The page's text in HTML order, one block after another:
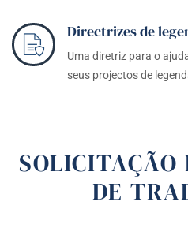
Directrizes de
Uma diretriz para o
seus projectos de
SOLICITAÇÃO
DE